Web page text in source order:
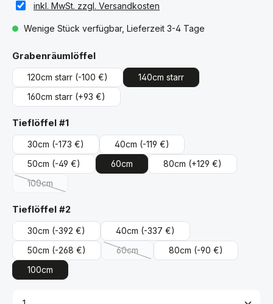
inkl. MwSt. zzgl. Versandkosten
Wenige Stück verfügbar, Lieferzeit 3-4 Tage
Grabenräumlöffelauswählen
120cm starr (-100 €)
140cm starr
160cm starr (+93 €)
Tieflöffel #1auswählen
30cm (-173 €) 40cm (-119 €)
50cm (-49 €) 60cm 80cm (+129 €)
100cm
(Diese Option ist zurzeit nicht verfügbar.)
Tieflöffel #2auswählen
30cm (-392 €) 40cm (-337 €)
50cm (-268 €) 60cm
(Diese Option ist zurzeit nicht
80cm (-90 €)
100cm
Produkt Anzahl: Gib den gewünschten Wert ein